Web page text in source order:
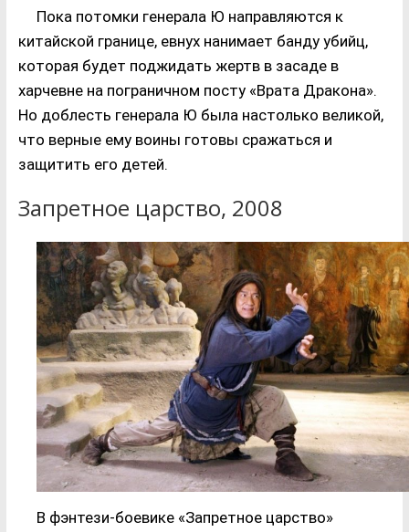
Пока потомки генерала Ю направляются к
китайской границе, евнух нанимает банду убийц,
которая будет поджидать жертв в засаде в
харчевне на пограничном посту «Врата Дракона».
Но доблесть генерала Ю была настолько великой,
что верные ему воины готовы сражаться и
защитить его детей.
Запретное царство, 2008
В фэнтези-боевике «Запретное царство»